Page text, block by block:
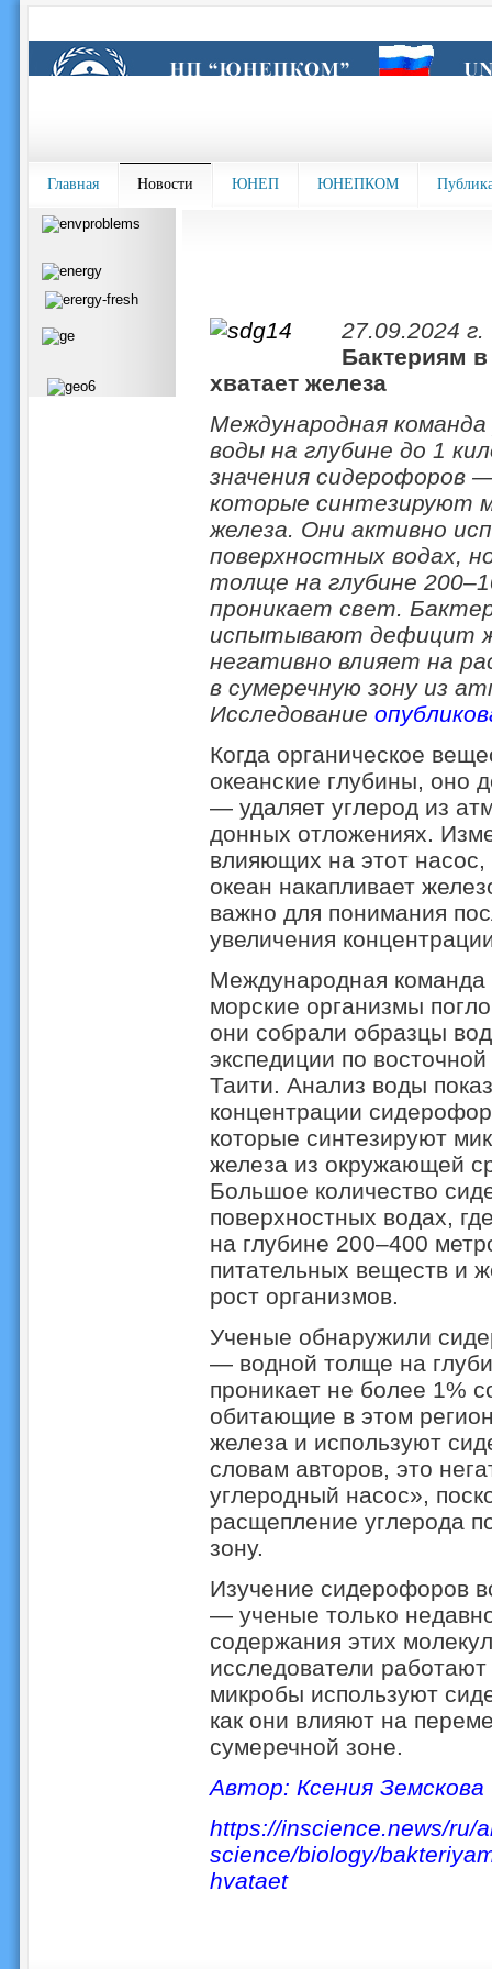
Главная Новости ЮНЕП ЮНЕПКОМ
27.09.2024 г.
Бактериям
хватает железа
Международная
воды на глубине до 1
значения сидерофоров
которые синтезируют
железа. Они активно
поверхностных водах,
толще на глубине
проникает свет.
испытывают дефицит
негативно влияет на
в сумеречную зону из
Исследование
Когда органическое
океанские глубины, оно
— удаляет углерод из
донных отложениях.
влияющих на этот насос,
океан накапливает
важно для понимания
увеличения
Международная команда
морские организмы
они собрали образцы
экспедиции по
Таити. Анализ воды
концентрации
которые синтезируют
железа из окружающей
Большое количество
поверхностных водах,
на глубине 200–400
питательных веществ и
рост организмов.
Ученые обнаружили
— водной толще на
проникает не более 1%
обитающие в этом
железа и используют
словам авторов, это
углеродный насос»,
расщепление углерода
зону.
Изучение сидерофоров
— ученые только
содержания этих
исследователи
микробы используют
как они влияют на
сумеречной зоне.
Автор: Ксения Земскова
https://inscience.news/ru/
science/biology/
hvataet